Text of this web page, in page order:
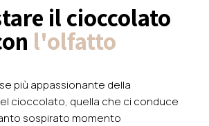
il cioccolato
l'olfatto
più appassionante della
cioccolato, quella che ci conduce
sospirato momento